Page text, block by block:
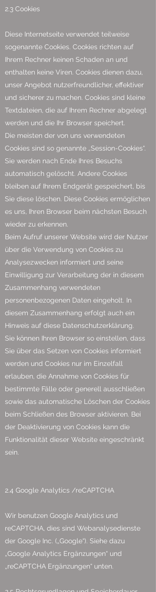
2.3 Cookies
Diese Internetseite verwendet teilweise
sogenannte Cookies. Cookies richten auf
Ihrem Rechner keinen Schaden an und
enthalten keine Viren. Cookies dienen dazu,
unser Angebot nutzerfreundlicher, effektiver
und sicherer zu machen. Cookies sind kleine
Textdateien, die auf Ihrem Rechner abgelegt
werden und die Ihr Browser speichert.
Die meisten der von uns verwendeten
Cookies sind so genannte „Session-Cookies“.
Sie werden nach Ende Ihres Besuchs
automatisch gelöscht. Andere Cookies
bleiben auf Ihrem Endgerät gespeichert, bis
Sie diese löschen. Diese Cookies ermöglichen
es uns, Ihren Browser beim nächsten Besuch
wieder zu erkennen.
Beim Aufruf unserer Website wird der Nutzer
über die Verwendung von Cookies zu
Analysezwecken informiert und seine
Einwilligung zur Verarbeitung der in diesem
Zusammenhang verwendeten
personenbezogenen Daten eingeholt. In
diesem Zusammenhang erfolgt auch ein
Hinweis auf diese Datenschutzerklärung.
Sie können Ihren Browser so einstellen, dass
Sie über das Setzen von Cookies informiert
werden und Cookies nur im Einzelfall
erlauben, die Annahme von Cookies für
bestimmte Fälle oder generell ausschließen
sowie das automatische Löschen der Cookies
beim Schließen des Browser aktivieren. Bei
der Deaktivierung von Cookies kann die
Funktionalität dieser Website eingeschränkt
sein.
2.4 Google Analytics /reCAPTCHA
Wir benutzen Google Analytics und
reCAPTCHA, dies sind Webanalysedienste
der Google Inc. („Google“). Siehe dazu
„Google Analytics Ergänzungen“ und
„reCAPTCHA Ergänzungen“ unten.